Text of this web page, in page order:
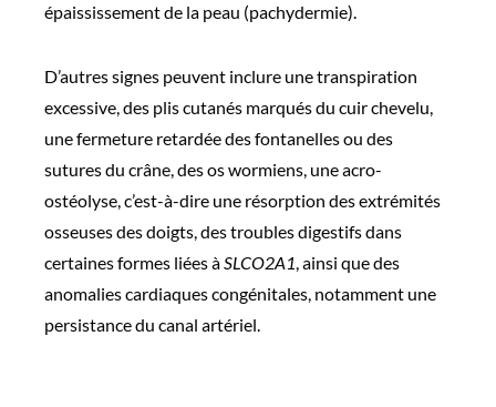
épaississement de la peau (pachydermie).
D’autres signes peuvent inclure une transpiration
excessive, des plis cutanés marqués du cuir chevelu,
une fermeture retardée des fontanelles ou des
sutures du crâne, des os wormiens, une acro-
ostéolyse, c’est-à-dire une résorption des extrémités
osseuses des doigts, des troubles digestifs dans
certaines formes liées àSLCO2A1, ainsi que des
anomalies cardiaques congénitales, notamment une
persistance du canal artériel.